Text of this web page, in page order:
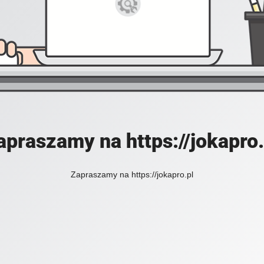
na https://
Zapraszamy na https://jokapro.pl